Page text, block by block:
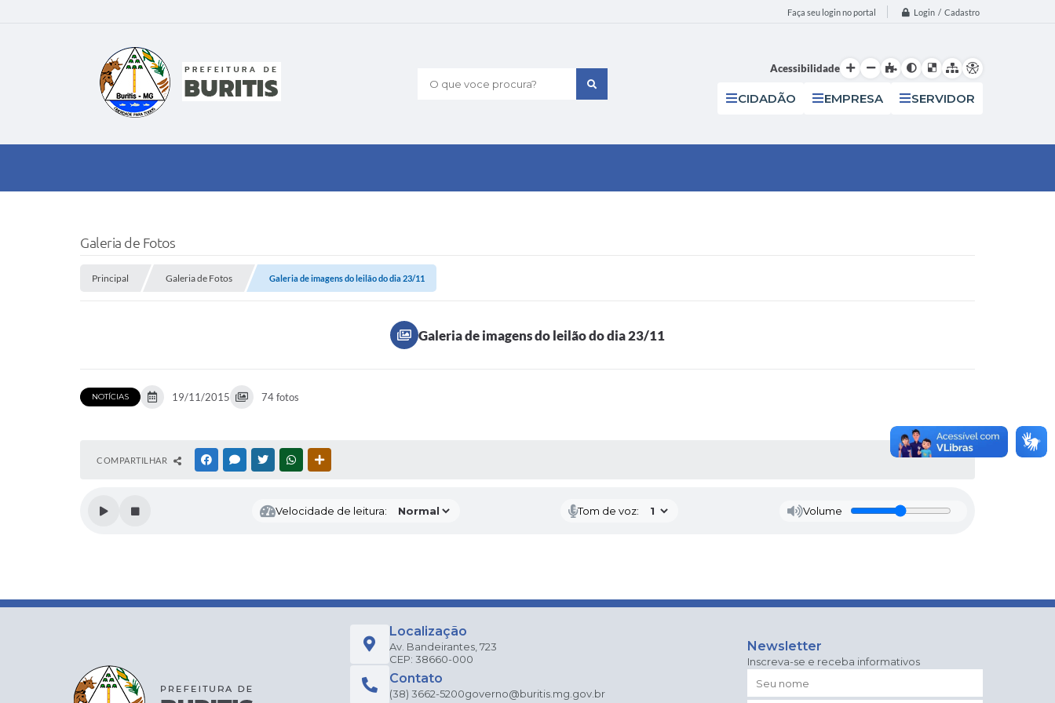
Faça seu login no portal Login / Cadastro
O que voce procura?
Acessibilidade
CIDADÃO EMPRESA SERVIDOR
Galeria de Fotos
Principal Galeria de Fotos Galeria de imagens do leilão do dia 23/11
Galeria de imagens do leilão do dia 23/11
NOTÍCIAS 19/11/2015 74 fotos
COMPARTILHAR FACEBOOKMESSENGER
TWITTERWHATSAPP
Velocidade de leitura: Tom de voz: Volume
Localização
Av. Bandeirantes, 723
CEP: 38660-000
Contato
(38) 3662-5200governo@buritis.mg.gov.br
Newsletter
Inscreva-se e receba informativos